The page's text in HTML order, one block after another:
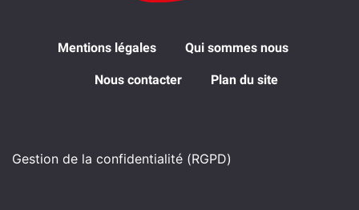
Mentions légales Qui sommes nous
Nous contacter Plan du site
Gestion de la confidentialité (RGPD)